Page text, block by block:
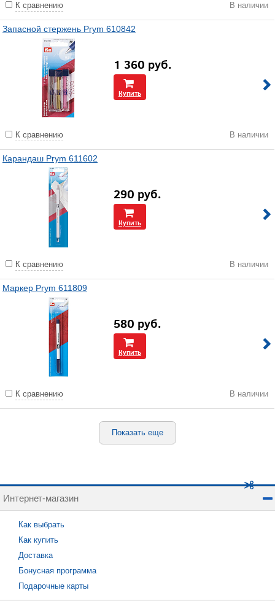
К сравнению В наличии
Запасной стержень Prym 610842
1 360 руб.
Купить
К сравнению В наличии
Карандаш Prym 611602
290 руб.
Купить
К сравнению В наличии
Маркер Prym 611809
580 руб.
Купить
К сравнению В наличии
Показать еще
Интернет-магазин
Как выбрать
Как купить
Доставка
Бонусная программа
Подарочные карты